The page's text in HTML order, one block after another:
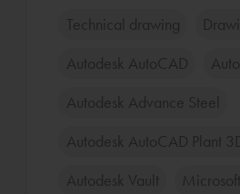
Technical drawing
Autodesk AutoCAD
Autodesk Advance Steel
Autodesk AutoCAD Plant
Autodesk Vault